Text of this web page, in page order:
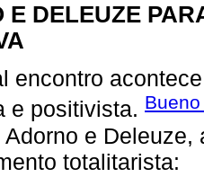
E DELEUZE
encontro
e positivista.
e
totalitarista: